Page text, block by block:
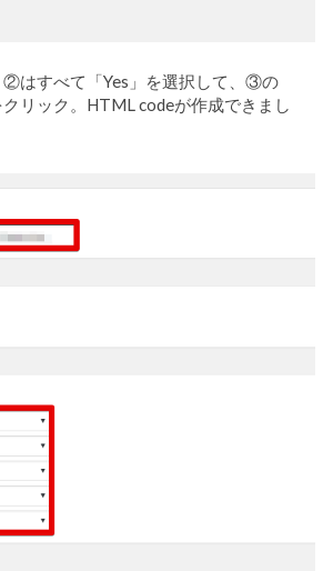
はすべて「Yes」を選択して、③の
クリック。HTML codeが作成できまし